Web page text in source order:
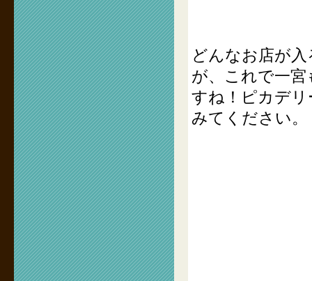
どんなお店が
が、これで一
すね！ピカデ
みてください。